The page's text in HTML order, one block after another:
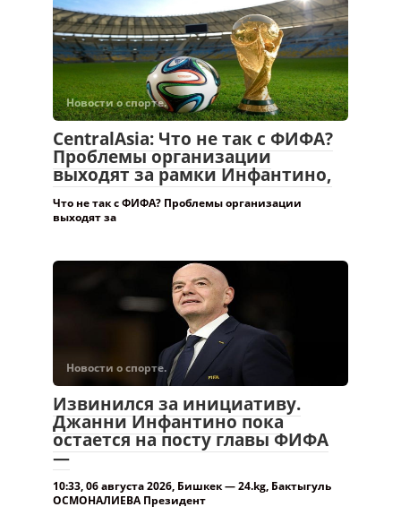
CentralAsia: Что не так с ФИФА?
Проблемы организации
выходят за рамки Инфантино,
Что не так с ФИФА? Проблемы организации
выходят за
Извинился за инициативу.
Джанни Инфантино пока
остается на посту главы ФИФА
10:33, 06 августа 2026, Бишкек — 24.kg, Бактыгуль
ОСМОНАЛИЕВА Президент